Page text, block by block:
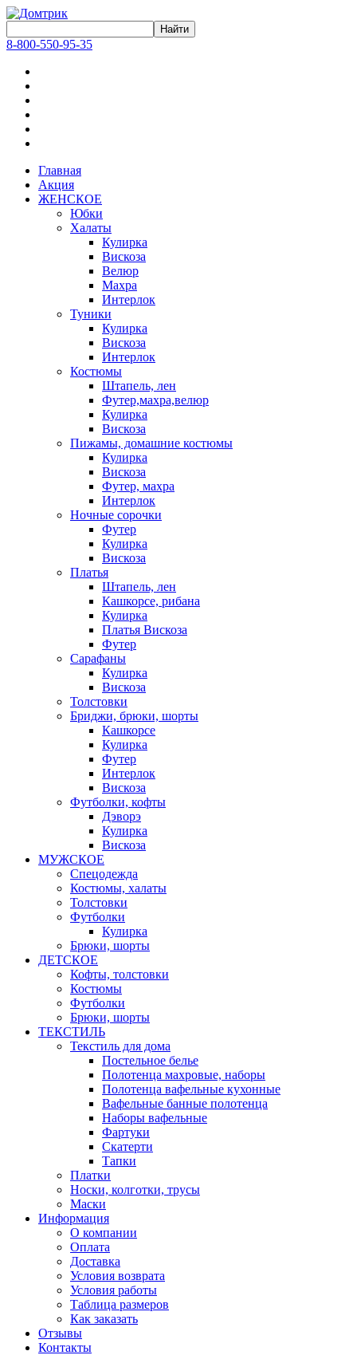
8-800-550-95-35
Главная
Акция
ЖЕНСКОЕ
Юбки
Халаты
Кулирка
Вискоза
Велюр
Махра
Интерлок
Туники
Кулирка
Вискоза
Интерлок
Костюмы
Штапель, лен
Футер,махра,велюр
Кулирка
Вискоза
Пижамы, домашние костюмы
Кулирка
Вискоза
Футер, махра
Интерлок
Ночные сорочки
Футер
Кулирка
Вискоза
Платья
Штапель, лен
Кашкорсе, рибана
Кулирка
Платья Вискоза
Футер
Сарафаны
Кулирка
Вискоза
Толстовки
Бриджи, брюки, шорты
Кашкорсе
Кулирка
Футер
Интерлок
Вискоза
Футболки, кофты
Дэворэ
Кулирка
Вискоза
МУЖСКОЕ
Спецодежда
Костюмы, халаты
Толстовки
Футболки
Кулирка
Брюки, шорты
ДЕТСКОЕ
Кофты, толстовки
Костюмы
Футболки
Брюки, шорты
ТЕКСТИЛЬ
Текстиль для дома
Постельное белье
Полотенца махровые, наборы
Полотенца вафельные кухонные
Вафельные банные полотенца
Наборы вафельные
Фартуки
Скатерти
Тапки
Платки
Носки, колготки, трусы
Маски
Информация
О компании
Оплата
Доставка
Условия возврата
Условия работы
Таблица размеров
Как заказать
Отзывы
Контакты